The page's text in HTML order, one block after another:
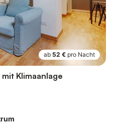
ab 52 € pro Nacht
Klimaanlage